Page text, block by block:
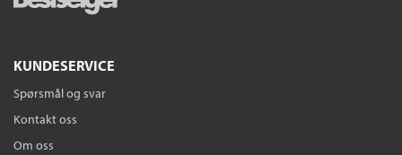
ikke noe som tyder på at verken Veum eller Staalesen er i ferd
nok en gang vil få deg hekta på Varg Veum.
KUNDESERVICE
Spørsmål og svar
Kontakt oss
Om oss